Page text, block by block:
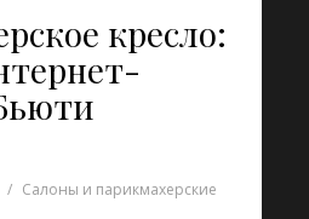
кресло:
Салоны и парикмахерские